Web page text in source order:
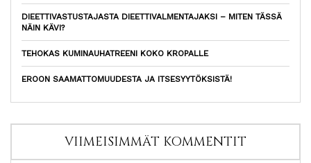
DIEETTIVASTUSTAJASTA DIEETTIVALMENTAJAKSI – MITEN TÄSSÄ
NÄIN KÄVI?
TEHOKAS KUMINAUHATREENI KOKO KROPALLE
EROON SAAMATTOMUUDESTA JA ITSESYYTÖKSISTÄ!
VIIMEISIMMÄT KOMMENTIT